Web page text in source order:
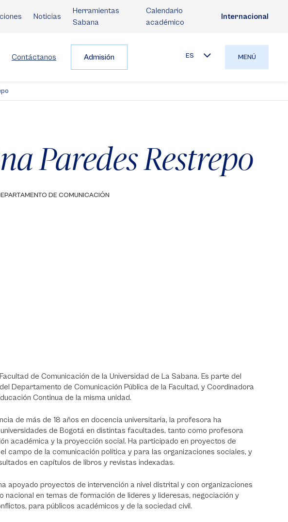
Noticias
Herramientas
Sabana
Calendario
académico
Internacional
Contáctanos Admisión ES MENÚ
Paredes Restrepo
DE COMUNICACIÓN
de Comunicación de la Universidad de La Sabana. Es parte del
Departamento de Comunicación Pública de la Facultad, y Coordinadora
Continua de la misma unidad.
de más de 18 años en docencia universitaria, la profesora ha
de Bogotá en distintas facultades, tanto como profesora
académica y la proyección social. Ha participado en proyectos de
campo de la comunicación política y para las organizaciones sociales, y
en capítulos de libros y revistas indexadas.
apoyado proyectos de intervención a nivel distrital y con organizaciones
nacional en temas de formación de lideres y lideresas, negociación y
para públicos académicos y de la sociedad civil.